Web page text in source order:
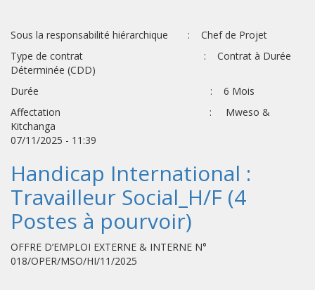
Sous la responsabilité hiérarchique : Chef de Projet
Type de contrat : Contrat à Durée
Déterminée (CDD)
Durée : 6 Mois
Affectation : Mweso &
Kitchanga
07/11/2025 - 11:39
Handicap International :
Travailleur Social_H/F (4
Postes à pourvoir)
OFFRE D’EMPLOI EXTERNE & INTERNE N°
018/OPER/MSO/HI/11/2025